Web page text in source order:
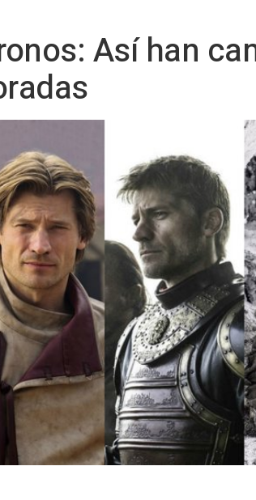
Así han